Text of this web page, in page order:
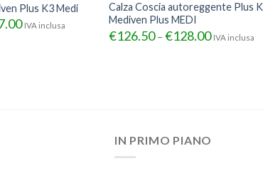
Plus K3 Medi
IVA inclusa
Calza Coscia autoreggente Plus
Mediven Plus MEDI
€126.50–€128.00 IVA inclusa
IN PRIMO PIANO